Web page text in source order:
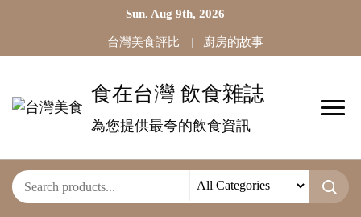
Sun. Aug 9th, 2026
台灣美食評比 廚房的故事
食在台灣 飲食雜誌
為您提供最夸的飲食資訊